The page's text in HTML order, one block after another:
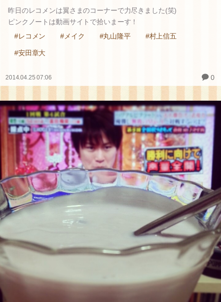
昨日のレコメンは翼さまのコーナーで力尽きました(笑)
ピンクノートは動画サイトで拾いまーす！
#レコメン
#メイク #丸山隆平 #村上信五
#安田章大
2014.04.25 07:06 0